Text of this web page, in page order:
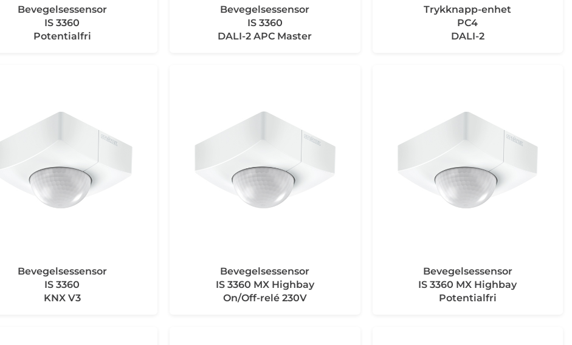
Bevegelsessensor
IS 3360
Potentialfri
Bevegelsessensor
IS 3360
DALI-2 APC Master
Trykknapp-enhet
PC4
DALI-2
Bevegelsessensor
IS 3360
KNX V3
Bevegelsessensor
IS 3360 MX Highbay
On/Off-relé 230V
Bevegelsessensor
IS 3360 MX Highbay
Potentialfri